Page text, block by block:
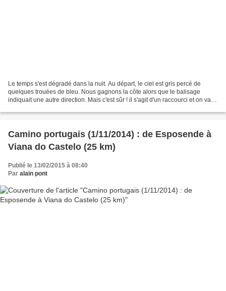
Le temps s'est dégradé dans la nuit. Au départ, le ciel est gris percé de
quelques trouées de bleu. Nous gagnons la côte alors que le balisage
indiquait une autre direction. Mais c'est sûr ! il s'agit d'un raccourci et on va
Camino portugais (1/11/2014) : de Esposende à
Viana do Castelo (25 km)
Publié le 13/02/2015 à 08:40
Par alain pont